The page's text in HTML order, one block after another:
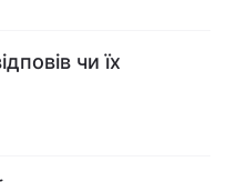
чи їх